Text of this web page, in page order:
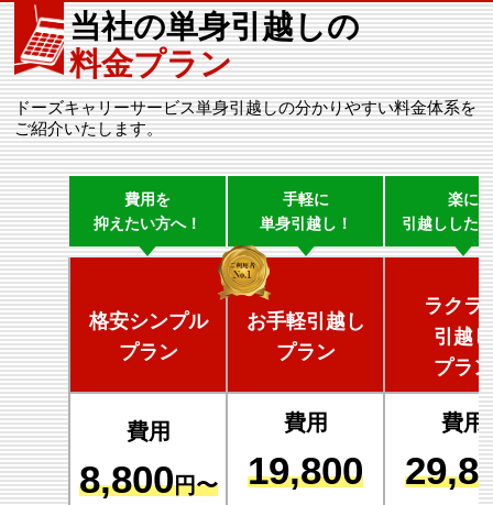
当社の単身引越しの
料金プラン
ドーズキャリーサービス単身引越しの分かりやすい料金体系を
ご紹介いたします。
費用を
抑えたい方へ！
手軽に
単身引越し！
楽に
引越しした
格安シンプル
プラン
お手軽引越し
プラン
ラクラ
引越し
プラン
費用
8,800円〜
費用
19,800
費用